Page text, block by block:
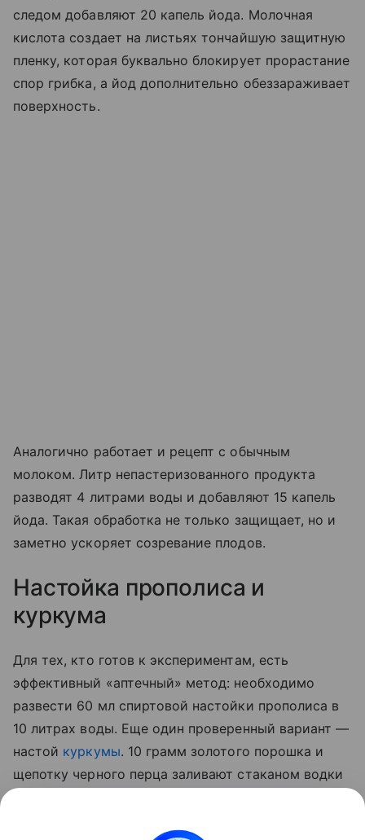
следом добавляют 20 капель йода. Молочная
кислота создает на листьях тончайшую защитную
пленку, которая буквально блокирует прорастание
спор грибка, а йод дополнительно обеззараживает
поверхность.
Аналогично работает и рецепт с обычным
молоком. Литр непастеризованного продукта
разводят 4 литрами воды и добавляют 15 капель
йода. Такая обработка не только защищает, но и
заметно ускоряет созревание плодов.
Настойка прополиса и
куркума
Для тех, кто готов к экспериментам, есть
эффективный «аптечный» метод: необходимо
развести 60 мл спиртовой настойки прополиса в
10 литрах воды. Еще один проверенный вариант —
настой куркумы. 10 грамм золотого порошка и
щепотку черного перца заливают стаканом водки